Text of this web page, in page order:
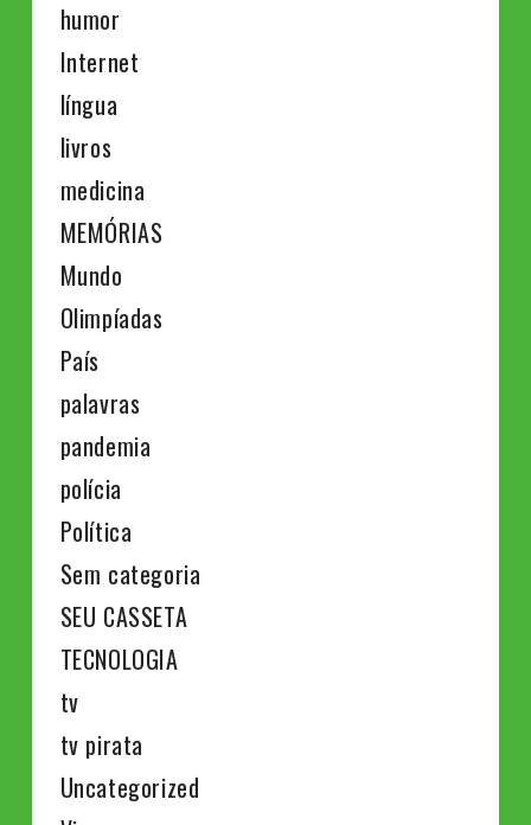
humor
Internet
língua
livros
medicina
MEMÓRIAS
Mundo
Olimpíadas
País
palavras
pandemia
polícia
Política
Sem categoria
SEU CASSETA
TECNOLOGIA
tv
tv pirata
Uncategorized